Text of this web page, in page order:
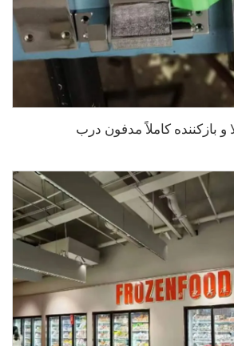
و بازکننده کاملاً مدفون درب